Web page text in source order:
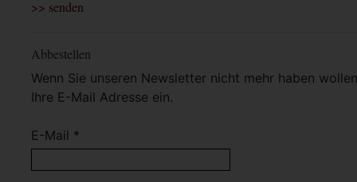
Abbestellen
Wenn Sie unseren Newsletter nicht mehr haben
Ihre E-Mail Adresse ein.
E-Mail *